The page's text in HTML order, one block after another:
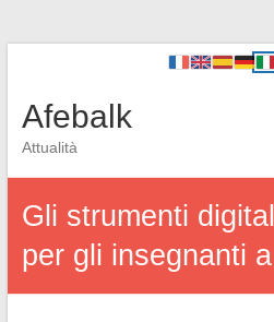
Afebalk
Attualità
Gli strumenti
per gli insegnanti